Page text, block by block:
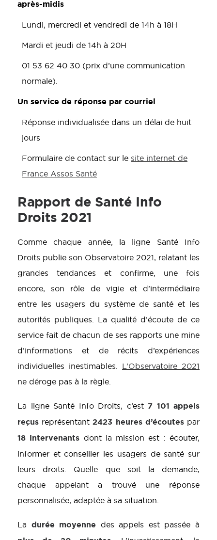
après-midis
Lundi, mercredi et vendredi de 14h à 18H
Mardi et jeudi de 14h à 20H
01 53 62 40 30 (prix d’une communication
normale).
Un service de réponse par courriel
Réponse individualisée dans un délai de huit
jours
Formulaire de contact sur le site internet de
France Assos Santé
Rapport de Santé Info
Droits 2021
Comme chaque année, la ligne Santé Info
Droits publie son Observatoire 2021, relatant les
grandes tendances et confirme, une fois
encore, son rôle de vigie et d’intermédiaire
entre les usagers du système de santé et les
autorités publiques. La qualité d’écoute de ce
service fait de chacun de ses rapports une mine
d’informations et de récits d’expériences
individuelles inestimables. L’Observatoire 2021
ne déroge pas à la règle.
La ligne Santé Info Droits, c’est 7 101 appels
reçus représentant 2423 heures d’écoutespar
18 intervenants dont la mission est : écouter,
informer et conseiller les usagers de santé sur
leurs droits. Quelle que soit la demande,
chaque appelant a trouvé une réponse
personnalisée, adaptée à sa situation.
La durée moyenne des appels est passée à